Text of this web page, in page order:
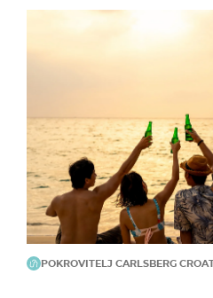
POKROVITELJ CARLSBERG